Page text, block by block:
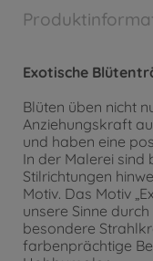
Exotische
Blüten üben nicht
Anziehungskraft
und haben eine
In der Malerei sind
Stilrichtungen
Motiv. Das Motiv
unsere Sinne
besondere
farbenprächtige